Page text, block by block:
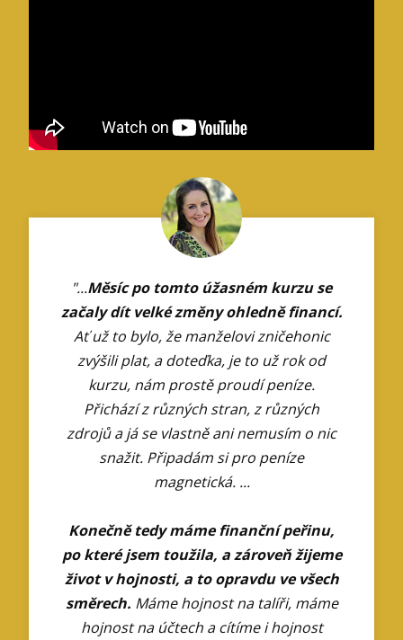
"...Měsíc po tomto úžasném kurzu se
začaly dít velké změny ohledně financí.
Ať už to bylo, že manželovi zničehonic
zvýšili plat, a doteďka, je to už rok od
kurzu, nám prostě proudí peníze.
Přichází z různých stran, z různých
zdrojů a já se vlastně ani nemusím o nic
snažit. Připadám si pro peníze
magnetická. ...
Konečně tedy máme finanční peřinu,
po které jsem toužila, a zároveň žijeme
život v hojnosti, a to opravdu ve všech
směrech. Máme hojnost na talíři, máme
hojnost na účtech a cítíme i hojnost